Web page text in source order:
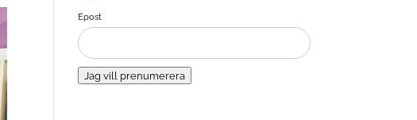
Epost
Jag vill prenumerera